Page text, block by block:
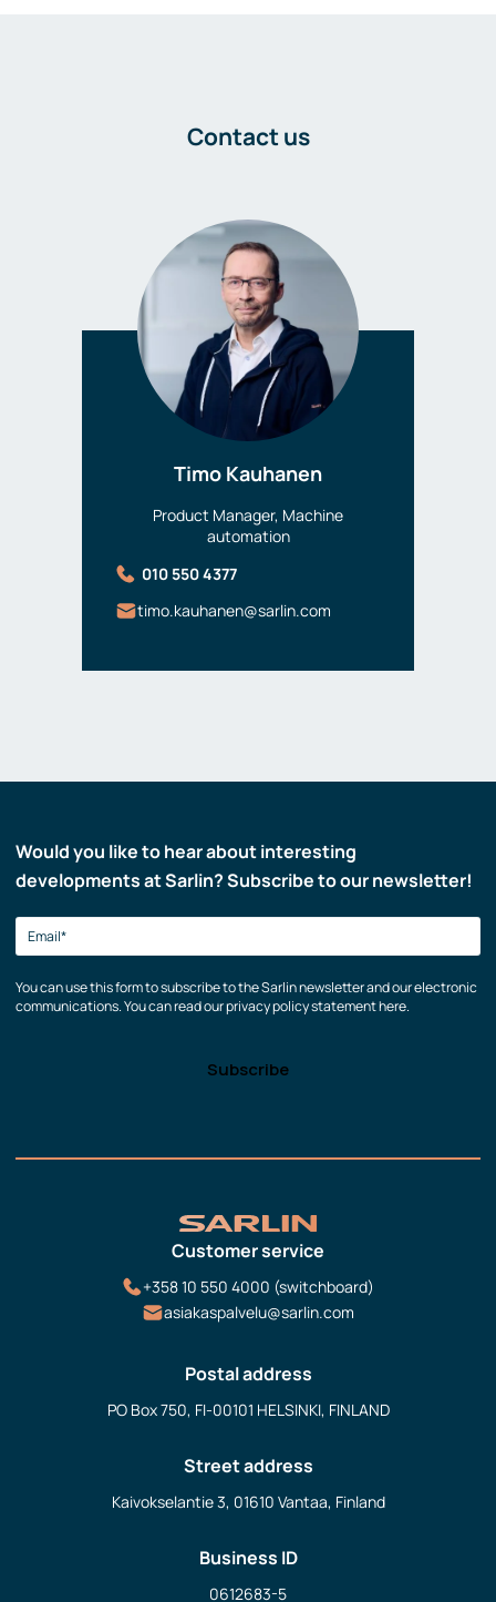
Contact us
Timo Kauhanen
Product Manager, Machine
automation
010 550 4377
timo.kauhanen@sarlin.com
Would you like to hear about interesting
developments at Sarlin? Subscribe to our newsletter!
You can use this form to subscribe to the Sarlin newsletter and our electronic
communications. You can read our privacy policy statement here.
Customer service
+358 10 550 4000 (switchboard)
asiakaspalvelu@sarlin.com
Postal address
PO Box 750, FI-00101 HELSINKI, FINLAND
Street address
Kaivokselantie 3, 01610 Vantaa, Finland
Business ID
0612683-5